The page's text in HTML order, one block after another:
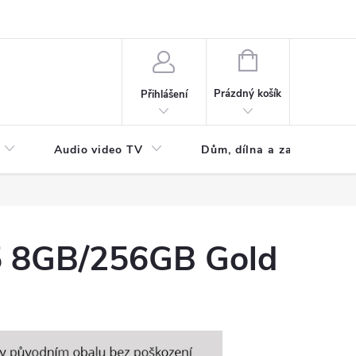
Přihlášení
NÁKUPNÍ
Prázdný košík
Audio video TV Dům, dílna a zahrada
8GB/256GB Gold